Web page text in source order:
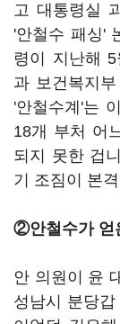
고 대통령실
'안철수 패싱'
령이 지난해
과 보건복지
'안철수계'는
18개 부처 어
되지 못한 겁
기 조짐이 본
②안철수가 얻
안 의원이 윤
성남시 분당